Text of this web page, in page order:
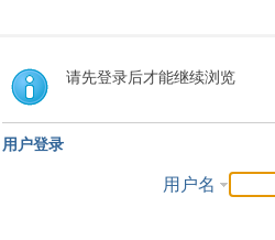
请先登录后才能继续浏览
用户登录
用户名